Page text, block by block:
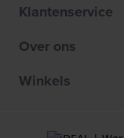
Klantenservice
Over ons
Winkels